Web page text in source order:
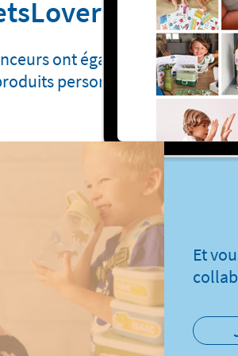
ont également été
personnalisés.
Et